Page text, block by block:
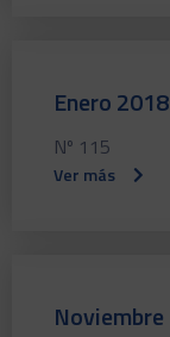
Enero 2018
Nº 115
Ver más
Noviembre